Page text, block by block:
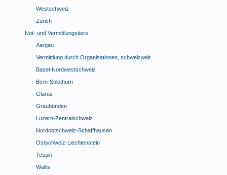
Westschweiz
Zürich
Not- und Vermittlungstiere
Aargau
Vermittlung durch Organisationen, schweizweit
Basel-Nordwestschweiz
Bern-Solothurn
Glarus
Graubünden
Luzern-Zentralschweiz
Nordostschweiz-Schaffhausen
Ostschweiz-Liechtenstein
Tessin
Wallis